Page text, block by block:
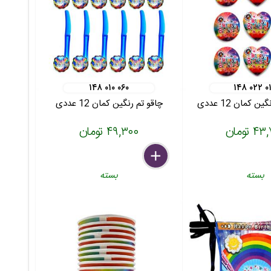
۰۲۲ ۰۱۳
12 عددی
بسته
۱۴۸ ۰۱۰ ۰۶۰
چاقو تم رنگین کمان 12 عددی
۴۹,۳۰۰ تومان
delete
remove
add
بسته